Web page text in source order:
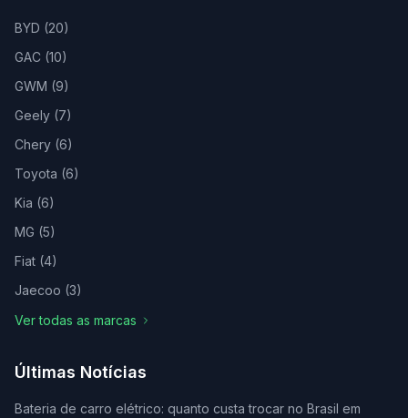
BYD (20)
GAC (10)
GWM (9)
Geely (7)
Chery (6)
Toyota (6)
Kia (6)
MG (5)
Fiat (4)
Jaecoo (3)
Ver todas as marcas
Últimas Notícias
Bateria de carro elétrico: quanto custa trocar no Brasil em